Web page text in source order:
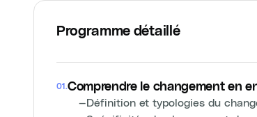
Programme détaillé
01 .Comprendre le changement en
—Définition et typologies du